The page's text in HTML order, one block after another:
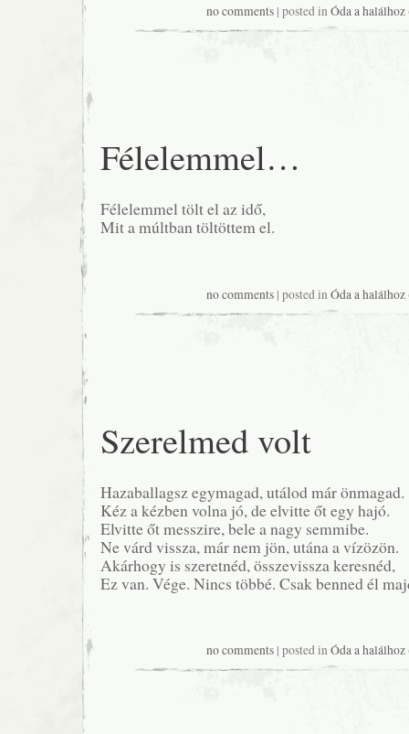
no comments| posted inÓda a
Félelemmel…
Félelemmel tölt el az idő,
Mit a múltban töltöttem el.
no comments| posted in Óda a
Szerelmed volt
Hazaballagsz egymagad, utálod már önmagad.
Kéz a kézben volna jó, de elvitte őt egy hajó.
Elvitte őt messzire, bele a nagy semmibe.
Ne várd vissza, már nem jön, utána a vízözön.
Akárhogy is szeretnéd, összevissza keresnéd,
Ez van. Vége. Nincs többé. Csak benned él
no comments| posted inÓda a